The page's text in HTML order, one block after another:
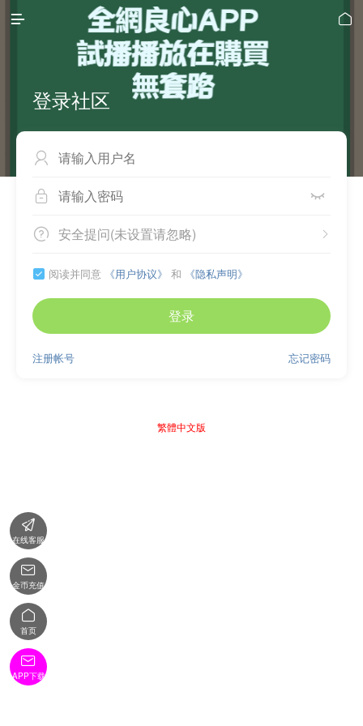
 
登录社区

 
 
安全提问(未设置请忽略)
 阅读并同意 《用户协议》 和 《隐私声明》
登录
忘记密码
注册帐号
繁體中文版

在线客服

金币充值

首页

APP下载